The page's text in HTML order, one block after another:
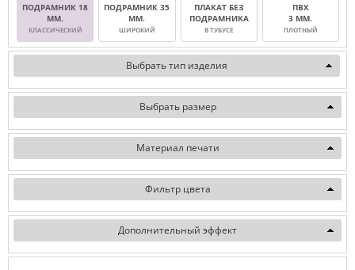
ПОДРАМНИК 18
ММ.
КЛАССИЧЕСКИЙ
ПОДРАМНИК 35
ММ.
ШИРОКИЙ
ПЛАКАТ БЕЗ
ПОДРАМНИКА
В ТУБУСЕ
ПВХ
3 ММ.
ПЛОТНЫЙ
Выбрать тип изделия
Выбрать размер
Материал печати
Фильтр цвета
Дополнительный эффект